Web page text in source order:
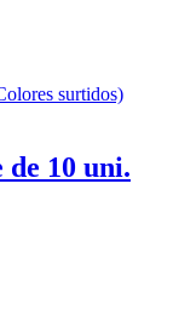
de 10 uni.